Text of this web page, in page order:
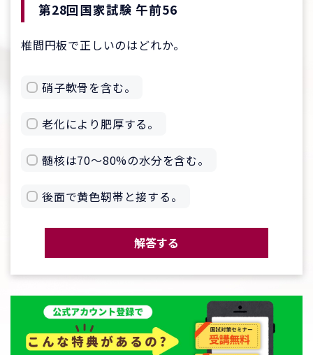
第28回国家試験 午前56
椎間円板で正しいのはどれか。
硝子軟骨を含む。
老化により肥厚する。
髄核は70〜80%の水分を含む。
後面で黄色靭帯と接する。
解答する